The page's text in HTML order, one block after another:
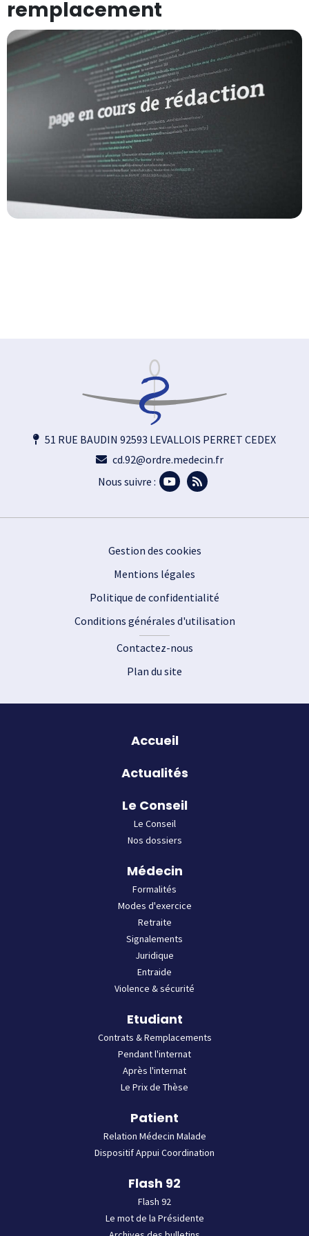
remplacement
51 RUE BAUDIN 92593 LEVALLOIS PERRET CEDEX
cd.92@ordre.medecin.fr
Nous suivre :
Gestion des cookies
Mentions légales
Politique de confidentialité
Conditions générales d'utilisation
Contactez-nous
Plan du site
Accueil
Actualités
Le Conseil
Le Conseil
Nos dossiers
Médecin
Formalités
Modes d'exercice
Retraite
Signalements
Juridique
Entraide
Violence & sécurité
Etudiant
Contrats & Remplacements
Pendant l'internat
Après l'internat
Le Prix de Thèse
Patient
Relation Médecin Malade
Dispositif Appui Coordination
Flash 92
Flash 92
Le mot de la Présidente